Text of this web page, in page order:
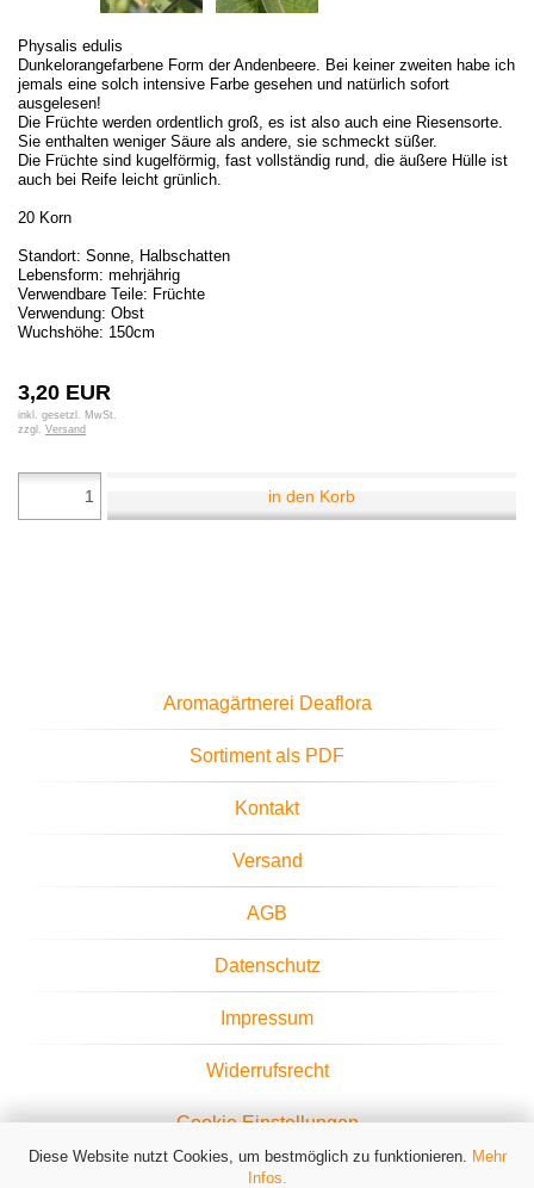
Diese Website nutzt Cookies, um bestmöglich zu funktionieren. Mehr
Infos.
Physalis edulis
Dunkelorangefarbene Form der Andenbeere. Bei keiner zweiten habe ich
jemals eine solch intensive Farbe gesehen und natürlich sofort
ausgelesen!
Die Früchte werden ordentlich groß, es ist also auch eine Riesensorte.
Sie enthalten weniger Säure als andere, sie schmeckt süßer.
Die Früchte sind kugelförmig, fast vollständig rund, die äußere Hülle ist
auch bei Reife leicht grünlich.
20 Korn
Standort: Sonne, Halbschatten
Lebensform: mehrjährig
Verwendbare Teile: Früchte
Verwendung: Obst
Wuchshöhe: 150cm
3,20 EUR
inkl. gesetzl. MwSt.
zzgl. Versand
in den Korb
Aromagärtnerei Deaflora
Sortiment als PDF
Kontakt
Versand
AGB
Datenschutz
Impressum
Widerrufsrecht
Cookie Einstellungen